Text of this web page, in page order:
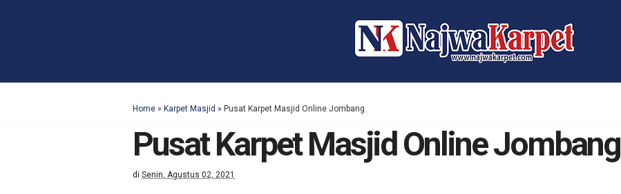
Home » Karpet Masjid » Pusat Karpet Masjid Online Jombang
Pusat Karpet Masjid Online Jombang
di Senin, Agustus 02, 2021